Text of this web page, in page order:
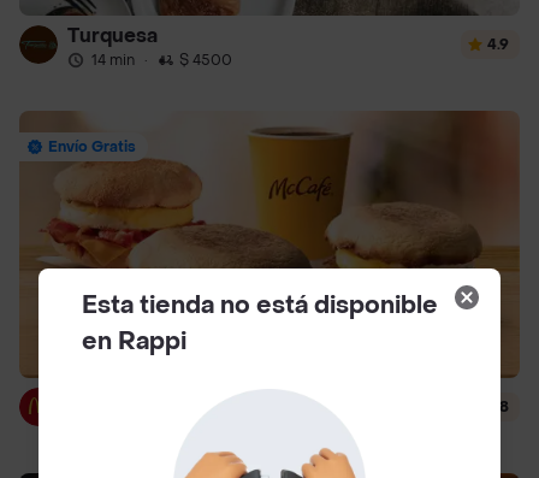
Turquesa
14 min · $ 4500
4.9
Envío Gratis
$ 3000
4.8
Esta tienda no está disponible
en Rappi